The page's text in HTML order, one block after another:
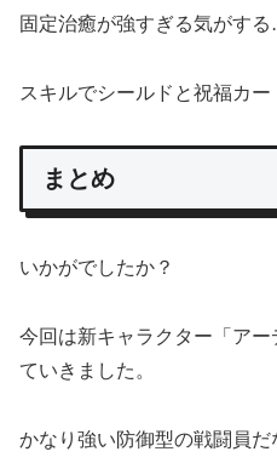
固定治癒が強すぎる気がする
スキルでシールドと祝福カ
まとめ
いかがでしたか？
今回は新キャラクター「ア
ていきました。
かなり強い防御型の戦闘員だ